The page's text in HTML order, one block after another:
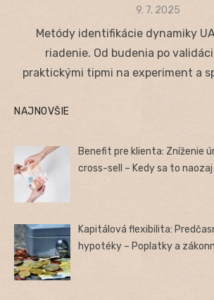
Posted
9. 7. 2025
Metódy identifikácie dynamiky
riadenie. Od budenia po
praktickými tipmi na experiment a
NAJNOVŠIE
Benefit pre klienta: Zníženie
cross-sell – Kedy sa to
Kapitálová flexibilita:
hypotéky – Poplatky a